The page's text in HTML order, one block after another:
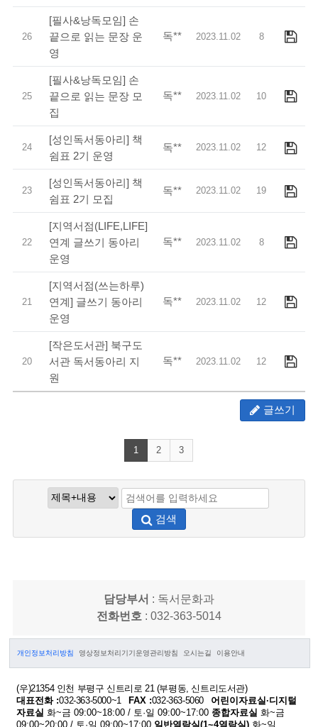
26
[필사&낭독모임] 손
끝으로 읽는 문장 운
영
독** 2023.11.02 8
25
[필사&낭독모임] 손
끝으로 읽는 문장 모
집
독** 2023.11.02 10
24
[성인독서동아리] 책
쉼표 2기 운영
독** 2023.11.02 12
23
[성인독서동아리] 책
쉼표 2기 모집
독** 2023.11.02 19
22
[지역서점(LIFE,LIFE]
연계 글쓰기 동아리
운영
독** 2023.11.02 8
21
[지역서점(쓰는하루)
연계] 글쓰기 동아리
운영
독** 2023.11.02 12
20
[작은도서관] 북구도
서관 독서동아리 지
원
독** 2023.11.02 12
글쓰기
1 2 3
검색
담당부서 : 독서문화과
전화번호 : 032-363-5014
개인정보처리방침 영상정보처리기기운영관리방침 오시는길 이용안내
(우)21354 인천 부평구 신트리로 21 (부평동, 신트리도서관)
대표전화 :032-363-5000~1 FAX :032-363-5060
어린이자료실·디지털
자료실 화~금 09:00~18:00 / 토·일 09:00~17:00 종합자료실 화~금
09:00~20:00 / 토·일 09:00~17:00 일반열람실(1~4열람실) 화~일